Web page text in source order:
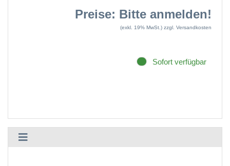
Preise: Bitte anmelden!
(exkl. 19% MwSt.) zzgl. Versandkosten
Sofort verfügbar